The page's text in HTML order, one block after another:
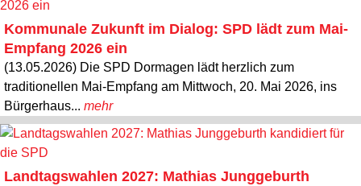
Kommunale Zukunft im Dialog: SPD lädt zum Mai-
Empfang 2026 ein
(13.05.2026) Die SPD Dormagen lädt herzlich zum
traditionellen Mai-Empfang am Mittwoch, 20. Mai 2026, ins
Bürgerhaus... mehr
Landtagswahlen 2027: Mathias Junggeburth